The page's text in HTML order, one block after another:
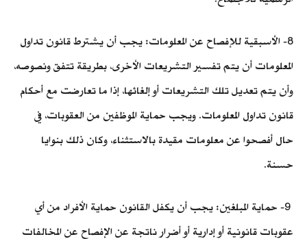
8- الأسبقية للإفصاح عن المعلومات: يجب أن يشترط قانون تداول
المعلومات أن يتم تفسير التشريعات الأخرى، بطريقة تتفق ونصوصه،
وأن يتم تعديل تلك التشريعات أو إلغائها، إذا ما تعارضت مع أحكام
قانون تداول المعلومات. ويجب حماية الموظفين من العقوبات، في
حال أفصحوا عن معلومات مقيدة بالاستثناء، وكان ذلك بنوايا
حسنة.
9- حماية المبلغين: يجب أن يكفل القانون حماية الأفراد من أي
عقوبات قانونية أو إدارية أو أضرار ناتجة عن الإفصاح عن المخالفات